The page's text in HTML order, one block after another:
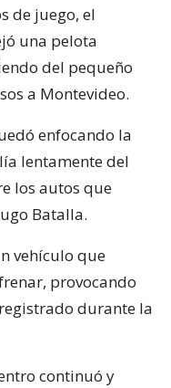
de juego, el
una pelota
del pequeño
a Montevideo.
enfocando la
lentamente del
los autos que
Batalla.
vehículo que
provocando
durante la
continuó y